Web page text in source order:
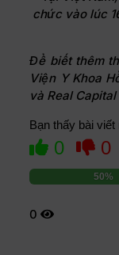
chức vào lúc
Để biết thêm
Viện Y Khoa
và Real
Bạn thấy bài
0 0
50%
0